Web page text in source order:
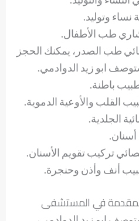
نساء وتوليد.
طب الأطفال.
طب الصدر، يمكنك الحجز
ابو زيد الدوادمي.
باطنة.
القلب والأوعية الدموية.
الجلدية.
أسنان.
تركيب تقويم الأسنان.
أنف وأذن وحنجرة.
في المستشفى